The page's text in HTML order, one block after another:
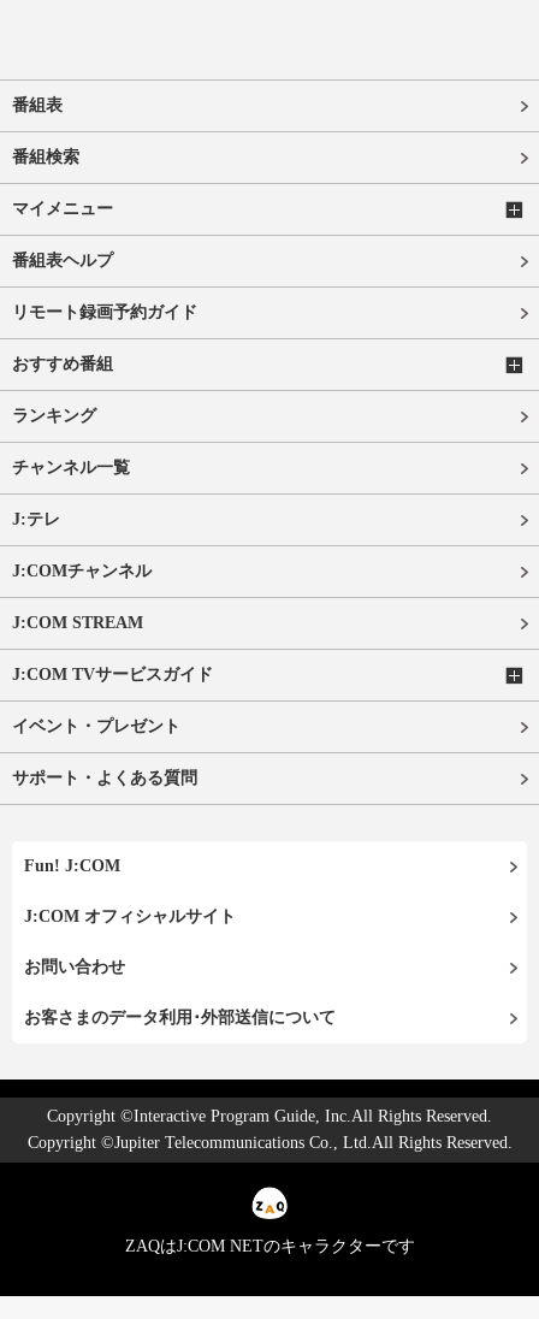
番組表
番組検索
マイメニュー
番組表ヘルプ
リモート録画予約ガイド
おすすめ番組
ランキング
チャンネル一覧
J:テレ
J:COMチャンネル
J:COM STREAM
J:COM TVサービスガイド
イベント・プレゼント
サポート・よくある質問
Fun! J:COM
J:COM オフィシャルサイト
お問い合わせ
お客さまのデータ利用･外部送信について
Copyright ©Interactive Program Guide, Inc.All Rights Reserved.
Copyright ©Jupiter Telecommunications Co., Ltd.All Rights Reserved.
ZAQはJ:COM NETのキャラクターです